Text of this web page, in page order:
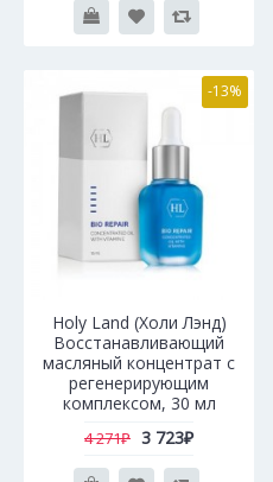
-13%
Holy Land (Холи Лэнд)
Восстанавливающий
масляный концентрат с
регенерирующим
комплексом, 30 мл
4 271₽ 3 723₽